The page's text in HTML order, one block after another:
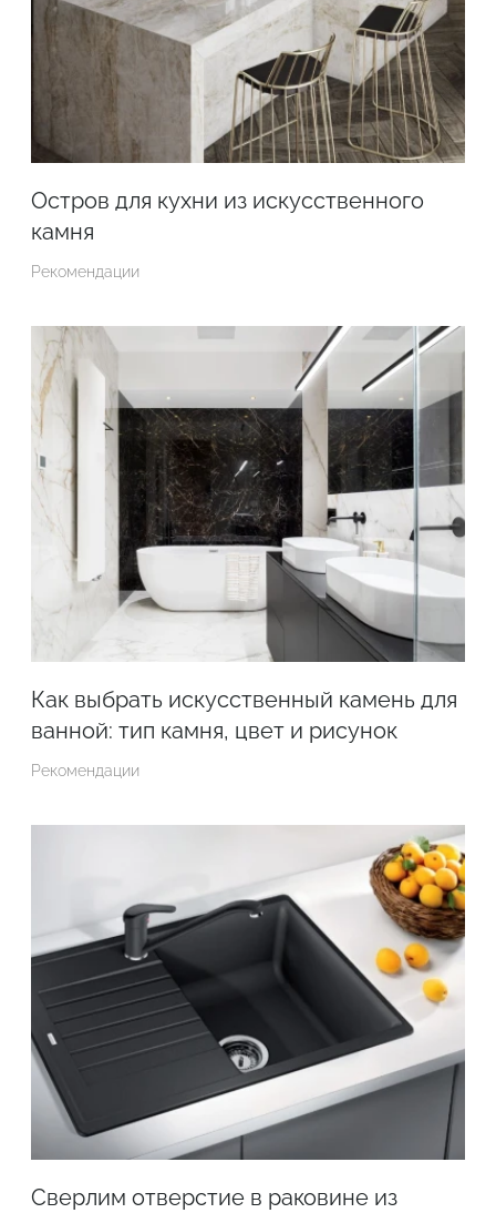
Остров для кухни из искусственного
камня
Рекомендации
Как выбрать искусственный камень для
ванной: тип камня, цвет и рисунок
Рекомендации
Сверлим отверстие в раковине из